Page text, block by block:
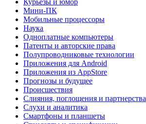
Курьезы и юмор
Мини-ПК
Мобильные процессоры
Наука
Одноплатные компьютеры
Патенты и авторские права
Полупроводниковые технологии
Приложения для Android
Приложения из AppStore
Прогнозы и будущее
Происшествия
Слияния, поглощения и партнерства
Слухи и аналитика
Смартфоны и планшеты